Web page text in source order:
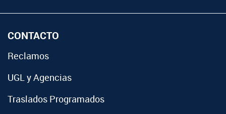
CONTACTO
Reclamos
UGL y Agencias
Traslados Programados